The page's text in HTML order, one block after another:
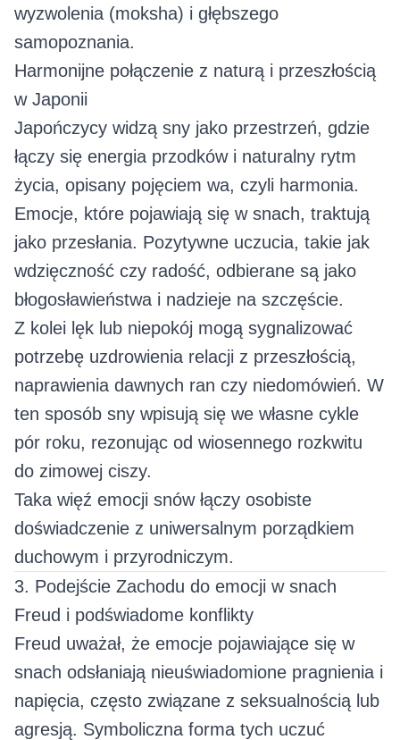
wyzwolenia (moksha) i głębszego
samopoznania.
Harmonijne połączenie z naturą i przeszłością
w Japonii
Japończycy widzą sny jako przestrzeń, gdzie
łączy się energia przodków i naturalny rytm
życia, opisany pojęciem wa, czyli harmonia.
Emocje, które pojawiają się w snach, traktują
jako przesłania. Pozytywne uczucia, takie jak
wdzięczność czy radość, odbierane są jako
błogosławieństwa i nadzieje na szczęście.
Z kolei lęk lub niepokój mogą sygnalizować
potrzebę uzdrowienia relacji z przeszłością,
naprawienia dawnych ran czy niedomówień. W
ten sposób sny wpisują się we własne cykle
pór roku, rezonując od wiosennego rozkwitu
do zimowej ciszy.
Taka więź emocji snów łączy osobiste
doświadczenie z uniwersalnym porządkiem
duchowym i przyrodniczym.
3. Podejście Zachodu do emocji w snach
Freud i podświadome konflikty
Freud uważał, że emocje pojawiające się w
snach odsłaniają nieuświadomione pragnienia i
napięcia, często związane z seksualnością lub
agresją. Symboliczna forma tych uczuć